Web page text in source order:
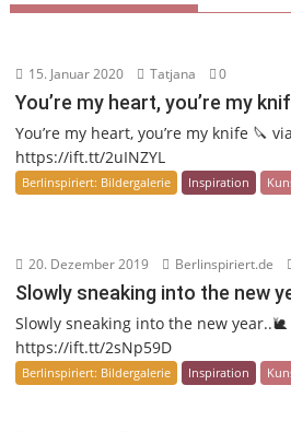
15. Januar 2020 Tatjana 0
You’re my heart, you’re my
You’re my heart, you’re my knife 🔪
https://ift.tt/2uINZYL
Berlinspiriert: Bildergalerie Inspiration
20. Dezember 2019 Berlinspiriert.de
Slowly sneaking into the new
Slowly sneaking into the new
https://ift.tt/2sNp59D
Berlinspiriert: Bildergalerie Inspiration